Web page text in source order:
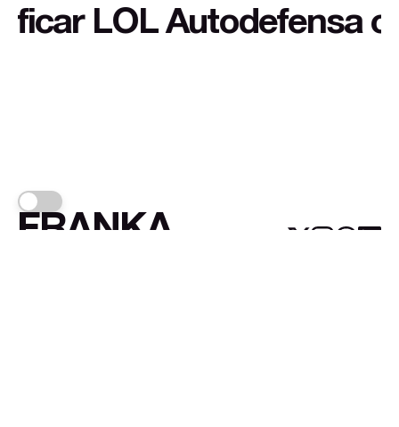
Autodefensa
FRANKA